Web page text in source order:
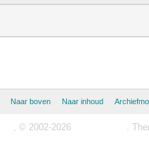
Naar boven Naar inhoud
, © 2002-2026 .